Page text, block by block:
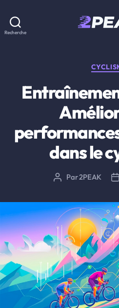
Recherche
dans le
Auteur
Par2PEAK